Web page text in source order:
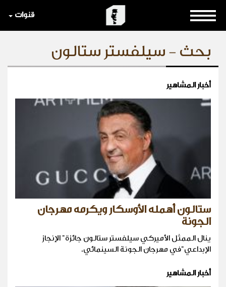
قنوات
بحث - سيلفستر ستالون
أخبار المشاهير
ستالون أهمله الأوسكار ويكرمه مهرجان
الجونة
ينال الممثل الأميركي سيلفستر ستالون جائزة" الإنجاز
الإبداعي"في مهرجان الجونة السينمائي.
أخبار المشاهير